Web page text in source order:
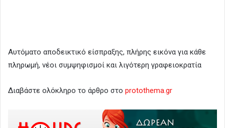
Αυτόματο αποδεικτικό είσπραξης, πλήρης εικόνα για κάθε
πληρωμή, νέοι συμψηφισμοί και λιγότερη γραφειοκρατία
Διαβάστε ολόκληρο το άρθρο στο protothema.gr